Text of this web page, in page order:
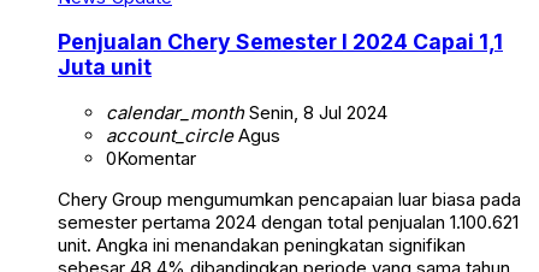
Penjualan Chery Semester I 2024 Capai 1,1
Juta unit
calendar_monthSenin, 8 Jul 2024
account_circleAgus
0Komentar
Chery Group mengumumkan pencapaian luar biasa pada
semester pertama 2024 dengan total penjualan 1.100.621
unit. Angka ini menandakan peningkatan signifikan
sebesar 48,4% dibandingkan periode yang sama tahun